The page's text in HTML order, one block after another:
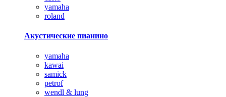
yamaha
roland
Акустические пианино
yamaha
kawai
samick
petrof
wendl & lung